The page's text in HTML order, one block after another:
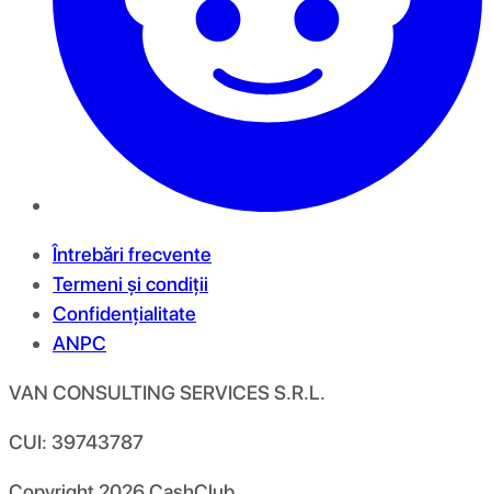
Întrebări frecvente
Termeni și condiții
Confidențialitate
ANPC
VAN CONSULTING SERVICES S.R.L.
CUI: 39743787